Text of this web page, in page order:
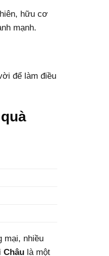
hữu cơ
mạnh.
để làm điều
mại, nhiều
Châulà một